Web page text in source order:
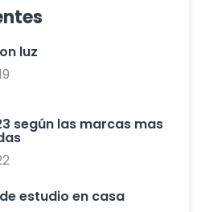
luz
según las marcas mas
estudio en casa